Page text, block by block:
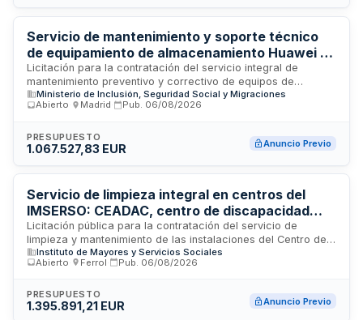
infraestructuras y transformación digital. El servicio se
desarrollará en Madrid, sede de la Gerencia, y abarca
funciones de consultoría, análisis técnico, asesoramiento
ejecutivo y apoyo a la modernización de sistemas.
Servicio de mantenimiento y soporte técnico
de equipamiento de almacenamiento Huawei -
Gerencia de Informática de la Seguridad Social
Licitación para la contratación del servicio integral de
mantenimiento preventivo y correctivo de equipos de
almacenamiento de datos de la marca Huawei utilizados por
la Gerencia de Informática de la Seguridad Social. El servicio
componentes, actualizaciones de firmware, monitorización
de sistemas y garantía de disponibilidad de la infraestructura
donde se encuentra ubicada la Gerencia, con el objetivo de
garantizar la continuidad operativa y el rendimiento óptimo
de los sistemas de almacenamiento críticos para la
operativa de la Seguridad Social.
Ministerio de Inclusión, Seguridad Social y Migraciones
Abierto
Madrid Pub. 06/08/2026
PRESUPUESTO
1.067.527,83 EUR Anuncio Previo
Servicio de limpieza integral en centros del
IMSERSO: CEADAC, centro de discapacidad
física de Ferrol y dirección territorial de Ceuta
Licitación pública para la contratación del servicio de
limpieza y mantenimiento de las instalaciones del Centro de
Referencia Estatal de Atención al Daño Cerebral (CEADAC),
el Centro de Atención a Personas con Discapacidad Física
IMSERSO junto con el Centro Base en Ceuta. El Instituto de
Mayores y Servicios Sociales requiere empresas
Instituto de Mayores y Servicios Sociales
Abierto
Ferrol Pub. 06/08/2026
PRESUPUESTO
1.395.891,21 EUR Anuncio Previo